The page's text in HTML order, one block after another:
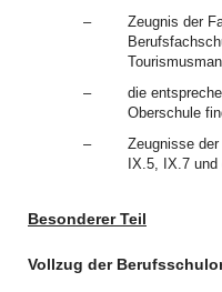
–
Zeugnis der
–
die
Oberschule
–
Zeugnisse
IX.5, IX.7
Besonderer Teil
Vollzug der